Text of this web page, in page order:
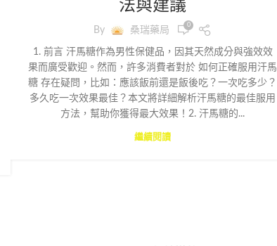
法與建議
By 桑瑞藥局 0
1. 前言 汗馬糖作為男性保健品，因其天然成分與強效效
果而廣受歡迎。然而，許多消費者對於 如何正確服用汗馬
糖 存在疑問，比如：應該飯前還是飯後吃？一次吃多少？
多久吃一次效果最佳？本文將詳細解析汗馬糖的最佳服用
方法，幫助你獲得最大效果！2. 汗馬糖的...
繼續閱讀